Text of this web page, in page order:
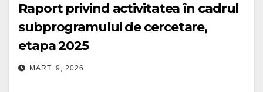
Raport privind activitatea în cadrul
subprogramului de cercetare,
etapa 2025
MART. 9, 2026